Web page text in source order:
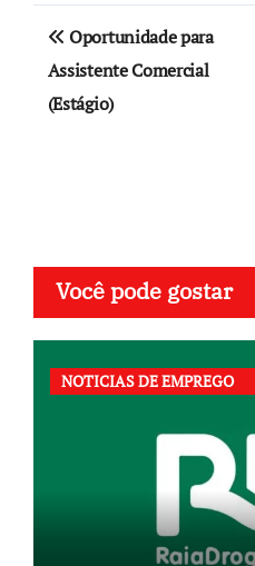
Navegação
de
Post
Oportunidade para
Assistente Comercial
(Estágio)
Você pode gostar
NOTICIAS DE EMPREGO